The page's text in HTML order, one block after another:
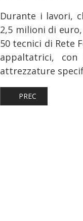
Durante i lavori,
2,5 milioni di
50 tecnici di Rete
appaltatrici, con
attrezzature
ARTICOLO
PREC